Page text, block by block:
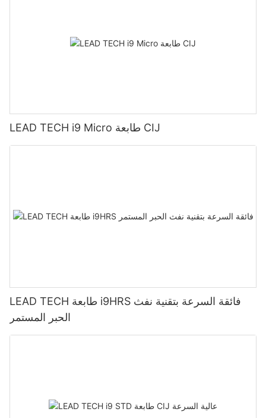
LEAD TECH i9 Micro طابعة CIJ
LEAD TECH طابعة i9HRS فائقة السرعة بتقنية نفث
الحبر المستمر